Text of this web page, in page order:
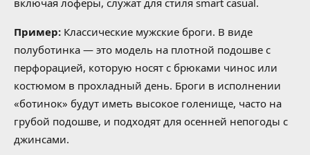
включая лоферы, служат для стиля smart casual.
Пример: Классические мужские броги. В виде
полуботинка — это модель на плотной подошве с
перфорацией, которую носят с брюками чинос или
костюмом в прохладный день. Броги в исполнении
«ботинок» будут иметь высокое голенище, часто на
грубой подошве, и подходят для осенней непогоды с
джинсами.